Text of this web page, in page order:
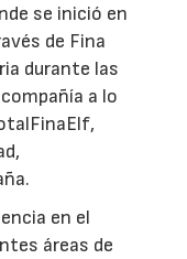
se inició en
de Fina
durante las
a lo
en el
áreas de